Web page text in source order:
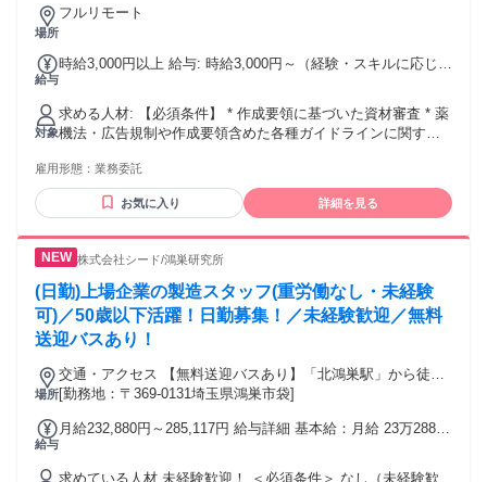
場所
フルリモート
給与
時給3,000円以上 給与: 時給3,000円～（経験・スキルに応じて
対象
求める人材: 【必須条件】 * 作成要領に基づいた資材審査 * 薬
機法・広告規制や作成要領含めた各種ガイドラインに関する
Googleドキュメント、スプレッドシートの基本操作 * Slack、
Teamsでのコミュニケーションスキル 【優遇条件】 * 薬機法
管理者資格保有者 * 医薬品・医療機器業界での就業経験
雇用形態： 業務委託
お気に入り 詳細を見る
株式会社シード/鴻巣研究所
(日勤)上場企業の製造スタッフ(重労働なし・未経験
可)／50歳以下活躍！日勤募集！／未経験歓迎／無料
送迎バスあり！
場所
交通・アクセス 【無料送迎バスあり】「北鴻巣駅」から徒歩
20分
[勤務地：〒369-0131埼玉県鴻巣市袋]
給与
月給232,880円～285,117円 給与詳細 基本給：月給 23万2880
で支払われる通勤・皆勤・家族手当金額：なし 全員に一律で
求めている人材 未経験歓迎！ ＜必須条件＞ なし（未経験歓